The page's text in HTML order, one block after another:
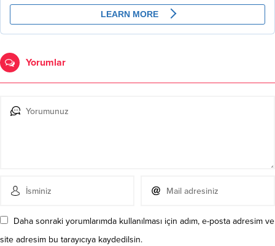
Yorumlar
Daha sonraki yorumlarımda kullanılması için adım, e-posta adresim ve
site adresim bu tarayıcıya kaydedilsin.